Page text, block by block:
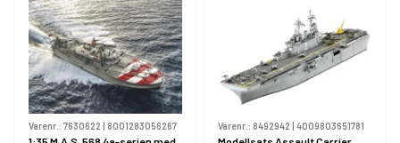
Varenr.: 7630622 | 8001283056267 Varenr.: 8492942 | 4009803651781